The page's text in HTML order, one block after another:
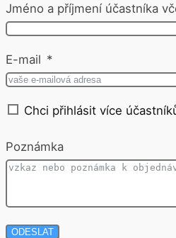
Jméno a příjmení účastníka
E-mail
Chci přihlásit více
Poznámka
ODESLAT